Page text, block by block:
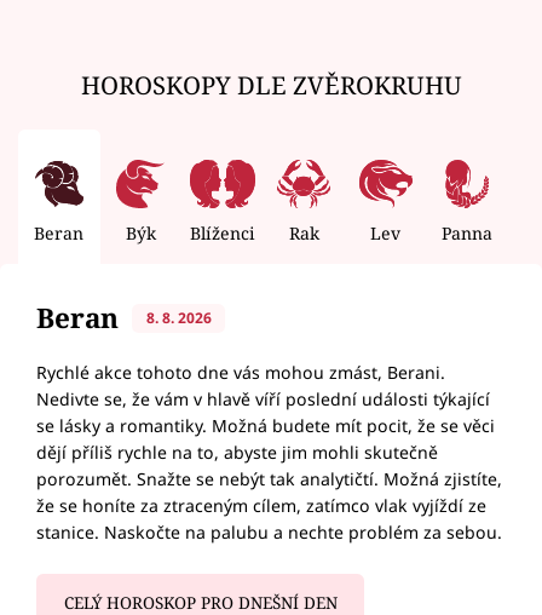
HOROSKOPY DLE ZVĚROKRUHU
Beran Býk Blíženci Rak Lev Panna
Beran 8. 8. 2026
Rychlé akce tohoto dne vás mohou zmást, Berani.
Nedivte se, že vám v hlavě víří poslední události týkající
se lásky a romantiky. Možná budete mít pocit, že se věci
dějí příliš rychle na to, abyste jim mohli skutečně
porozumět. Snažte se nebýt tak analytičtí. Možná zjistíte,
že se honíte za ztraceným cílem, zatímco vlak vyjíždí ze
stanice. Naskočte na palubu a nechte problém za sebou.
CELÝ HOROSKOP PRO DNEŠNÍ DEN